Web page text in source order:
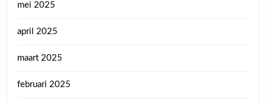
mei 2025
april 2025
maart 2025
februari 2025